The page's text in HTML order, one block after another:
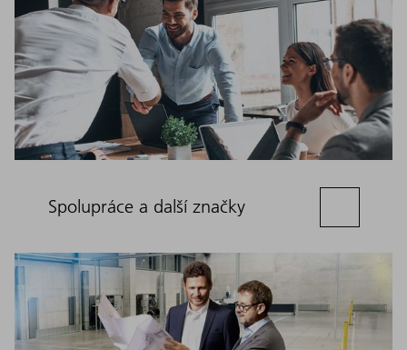
Spolupráce a další značky